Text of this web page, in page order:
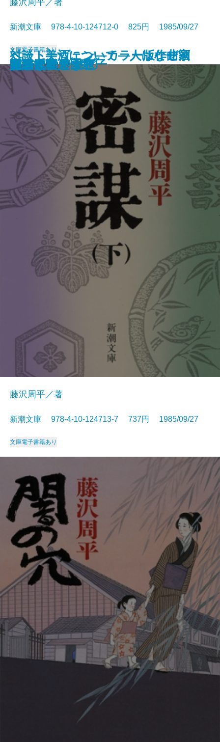
たくさんのタブー
なりそこない王子
ベートーヴェン―カラー版作曲家
の生涯―
おみそれ社会
冬の派閥
対談 美酒について―人はなぜ酒
を語るか―
男の系譜
夜のかくれんぼ
ノックの音が
密謀〔上〕
藤沢周平／著
新潮文庫 978-4-10-124712-0 825円 1985/09/27
文庫電子書籍あり
密謀〔下〕
藤沢周平／著
新潮文庫 978-4-10-124713-7 737円 1985/09/27
文庫電子書籍あり
闇の穴
吉里吉里人〔上〕
吉里吉里人〔中〕
吉里吉里人〔下〕
おせん
盗賊会社
エヌ氏の遊園地
羆
男どき女どき